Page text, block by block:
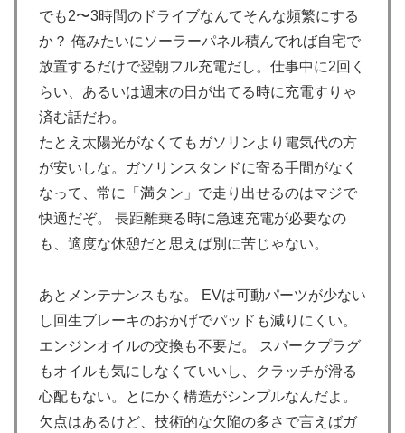
した極限の中の日本人の姿に世界が衝撃
▶
【海外の反応】アルゼンチン協会、FIFA会長に断固たる
支持を表明「隠す気もないんだなｗ」
▶
海外「日本のこの場所は現実とは思えないレベルで美し
い…！」外国人が感動する日本の景色とは・・・？【海
外の反応】
▶
【夏の風物詩】「うるさい」で消える?“盆踊り”存続の
ダンス”も
の反応】
▶ Google DeepMind再編 「Googleを作った男」ディー
ンが去り、本体は稼ぐAIへ舵を切る【海外の反応・解
説】
でも2〜3時間のドライブなんてそんな頻繁にする
か？ 俺みたいにソーラーパネル積んでれば自宅で
放置するだけで翌朝フル充電だし。仕事中に2回く
らい、あるいは週末の日が出てる時に充電すりゃ
済む話だわ。
たとえ太陽光がなくてもガソリンより電気代の方
が安いしな。ガソリンスタンドに寄る手間がなく
なって、常に「満タン」で走り出せるのはマジで
快適だぞ。 長距離乗る時に急速充電が必要なの
も、適度な休憩だと思えば別に苦じゃない。
あとメンテナンスもな。 EVは可動パーツが少ない
し回生ブレーキのおかげでパッドも減りにくい。
エンジンオイルの交換も不要だ。 スパークプラグ
もオイルも気にしなくていいし、クラッチが滑る
心配もない。とにかく構造がシンプルなんだよ。
欠点はあるけど、技術的な欠陥の多さで言えばガ